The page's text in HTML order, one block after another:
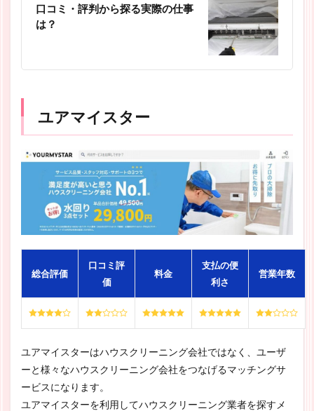
口コミ・評判から探る実際の仕事
は？
ユアマイスター
総合評価
口コミ評
価
料金
支払の便
利さ
営業年数
ユアマイスターはハウスクリーニング会社ではなく、ユーザ
ーと様々なハウスクリーニング会社をつなげるマッチングサ
ービスになります。
ユアマイスターを利用してハウスクリーニング業者を探すメ